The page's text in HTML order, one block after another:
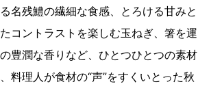
名残鱧の繊細な食感、とろける甘みと
コントラストを楽しむ玉ねぎ、箸を運
豊潤な香りなど、ひとつひとつの素材
料理人が食材の“声”をすくいとった秋